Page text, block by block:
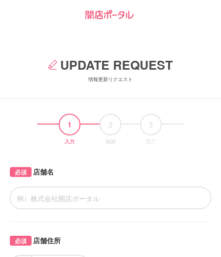
UPDATE REQUEST
情報更新リクエスト
1
入力
2
確認
3
完了
店舗名
必須
店舗住所
必須